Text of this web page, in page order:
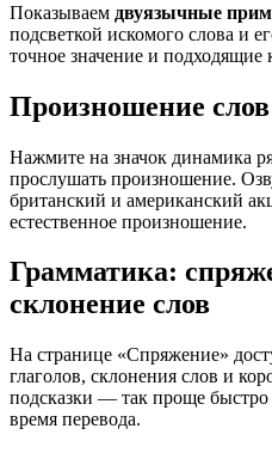
Показываем двуязычные
подсветкой искомого слова и
точное значение и подходящие
Произношение слов
Нажмите на значок динамика
прослушать произношение.
британский и американский
естественное произношение.
Грамматика:
склонение слов
На странице «Спряжение»
глаголов, склонения слов и
подсказки — так проще
время перевода.